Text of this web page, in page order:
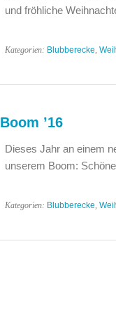
und fröhliche
Kategorien: Blubberecke,
Boom ’16
Dieses Jahr an einem
unserem Boom:
Kategorien: Blubberecke,